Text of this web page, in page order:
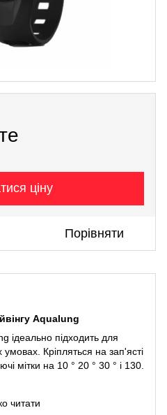
ціну
Порівняти
Aqualung
ідеально підходить для
умовах. Кріпляться на зап'ясті
мітки на 10 ° 20 ° 30 ° і 130.
читати